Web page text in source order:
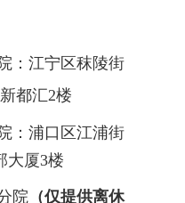
：江宁区秣陵街
都汇2楼
：浦口区江浦街
大厦3楼
院 （仅提供离休